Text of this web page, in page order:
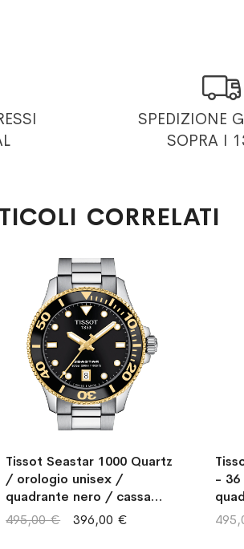

SPEDIZIONE
SOPRA I
CORRELATI
Tissot Seastar 1000 Quartz
/ orologio unisex /
quadrante nero / cassa
acciaio e PVD dorato /
bracciale acciaio
396,00 €
495,00 €
-